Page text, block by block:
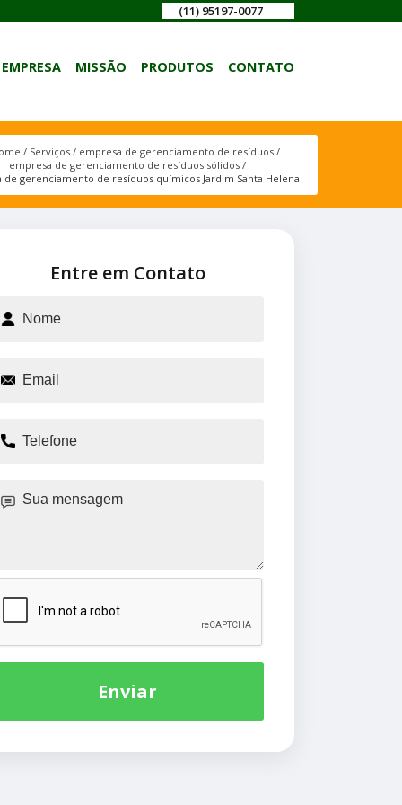
(11) 95197-0077
EMPRESA MISSÃO PRODUTOS CONTATO
Serviços
empresa de gerenciamento de resíduos
empresa de gerenciamento de resíduos sólidos
de gerenciamento de resíduos químicos Jardim Santa Helena
Entre em Contato
Enviar